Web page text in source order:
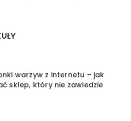
warzyw z internetu – jak
sklep, który nie zawiedzie